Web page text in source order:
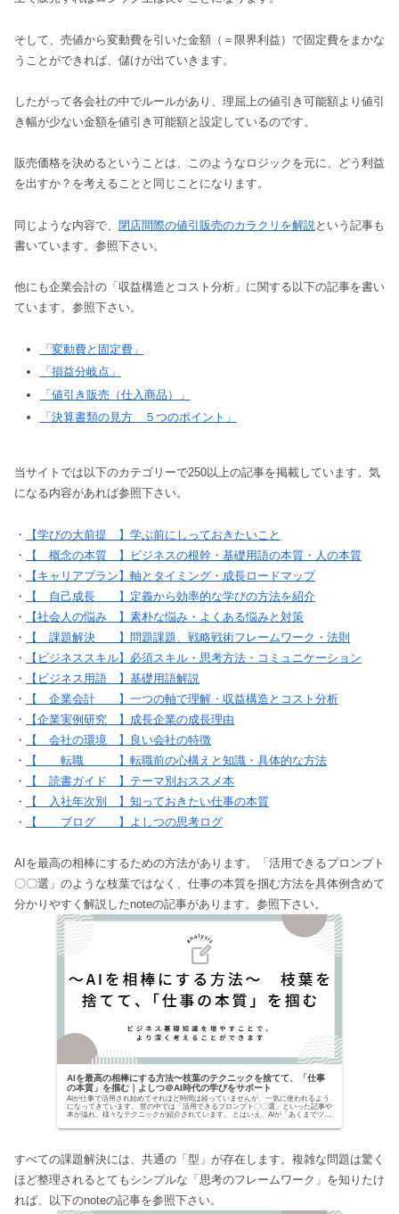
そして、売値から変動費を引いた金額（＝限界利益）で固定費をまかな
うことができれば、儲けが出ていきます。
したがって各会社の中でルールがあり、理屈上の値引き可能額より値引
き幅が少ない金額を値引き可能額と設定しているのです。
販売価格を決めるということは、このようなロジックを元に、どう利益
を出すか？を考えることと同じことになります。
同じような内容で、 閉店間際の値引販売のカラクリを解説 という記事も
書いています。参照下さい。
他にも企業会計の「収益構造とコスト分析」に関する以下の記事を書い
ています。参照下さい。
「変動費と固定費」
「損益分岐点」
「値引き販売（仕入商品）」
「決算書類の見方 ５つのポイント」
当サイトでは以下のカテゴリーで250以上の記事を掲載しています。気
になる内容があれば参照下さい。
・
【学びの大前提 】学ぶ前にしっておきたいこと
・
【 概念の本質 】ビジネスの根幹・基礎用語の本質・人の本質
・
【キャリアプラン】軸とタイミング・成長ロードマップ
・
【 自己成長 】定義から効率的な学びの方法を紹介
・
【社会人の悩み 】素朴な悩み・よくある悩みと対策
・
【 課題解決 】問題課題、戦略戦術フレームワーク・法則
・
【ビジネススキル】必須スキル・思考方法・コミュニケーション
・
【ビジネス用語 】基礎用語解説
・
【 企業会計 】一つの軸で理解・収益構造とコスト分析
・
【企業実例研究 】成長企業の成長理由
・
【 会社の環境 】良い会社の特徴
・
【 転職 】転職前の心構えと知識・具体的な方法
・
【 読書ガイド 】テーマ別おススメ本
・
【 入社年次別 】知っておきたい仕事の本質
・
【 ブログ 】よしつの思考ログ
AIを最高の相棒にするための方法があります。「活用できるプロンプト
〇〇選」のような枝葉ではなく、仕事の本質を掴む方法を具体例含めて
分かりやすく解説したnoteの記事があります。参照下さい。
AIを最高の相棒にする方法〜枝葉のテクニックを捨てて、「仕事
の本質」を掴む｜よしつ＠AI時代の学びをサポート
AIが仕事で活用され始めてそれほど時間は経っていませんが、一気に使われるよう
になってきています。 世の中では「活用できるプロンプト〇〇選」といった記事や
本が溢れ、様々なテクニックが紹介されています。 とはいえ、AIが「あくまでツー
すべての課題解決には、共通の「型」が存在します。複雑な問題は驚く
ほど整理されるとてもシンプルな「思考のフレームワーク」を知りたけ
れば、以下のnoteの記事を参照下さい。